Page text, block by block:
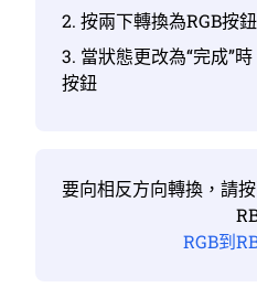
2. 按兩下轉換為RGB按
3. 當狀態更改為“完成”時
按鈕
要向相反方向轉換，請
RGB到